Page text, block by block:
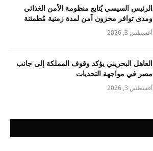
الرئيس السيسي يُتابع منظومة الأمن الغذائي
ومدى توافر مخزون آمن لمدة زمنية مُطمئنة
أغسطس 3, 2026
العاهل البحريني يؤكد وقوف المملكة إلى جانب
مصر في مواجهة التحديات
أغسطس 3, 2026